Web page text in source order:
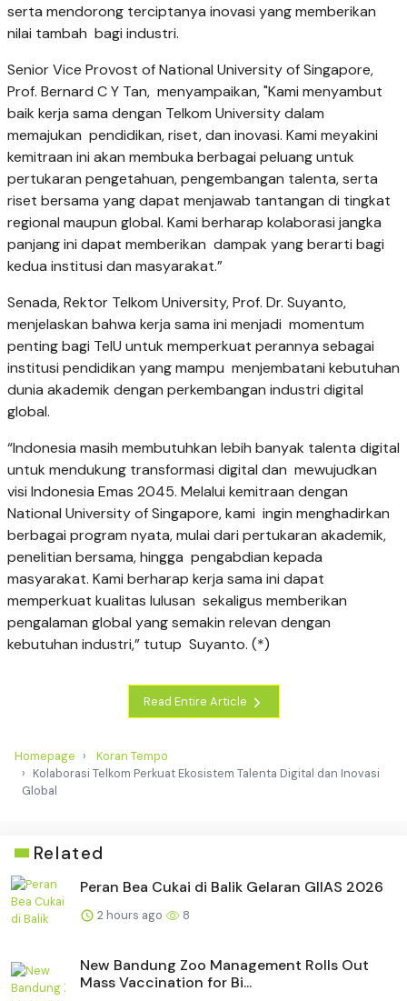
serta mendorong terciptanya inovasi yang memberikan
nilai tambah bagi industri.
Senior Vice Provost of National University of Singapore,
Prof. Bernard C Y Tan, menyampaikan, "Kami menyambut
baik kerja sama dengan Telkom University dalam
memajukan pendidikan, riset, dan inovasi. Kami meyakini
kemitraan ini akan membuka berbagai peluang untuk
pertukaran pengetahuan, pengembangan talenta, serta
riset bersama yang dapat menjawab tantangan di tingkat
regional maupun global. Kami berharap kolaborasi jangka
panjang ini dapat memberikan dampak yang berarti bagi
kedua institusi dan masyarakat.”
Senada, Rektor Telkom University, Prof. Dr. Suyanto,
menjelaskan bahwa kerja sama ini menjadi momentum
penting bagi TelU untuk memperkuat perannya sebagai
institusi pendidikan yang mampu menjembatani kebutuhan
dunia akademik dengan perkembangan industri digital
global.
“Indonesia masih membutuhkan lebih banyak talenta digital
untuk mendukung transformasi digital dan mewujudkan
visi Indonesia Emas 2045. Melalui kemitraan dengan
National University of Singapore, kami ingin menghadirkan
berbagai program nyata, mulai dari pertukaran akademik,
penelitian bersama, hingga pengabdian kepada
masyarakat. Kami berharap kerja sama ini dapat
memperkuat kualitas lulusan sekaligus memberikan
pengalaman global yang semakin relevan dengan
kebutuhan industri,” tutup Suyanto. (*)
Read Entire Article
Homepage
Koran Tempo
Kolaborasi Telkom Perkuat Ekosistem Talenta Digital dan Inovasi
Global
Related
Peran Bea Cukai di Balik Gelaran GIIAS 2026
2 hours ago 8
New Bandung Zoo Management Rolls Out
Mass Vaccination for Bi...